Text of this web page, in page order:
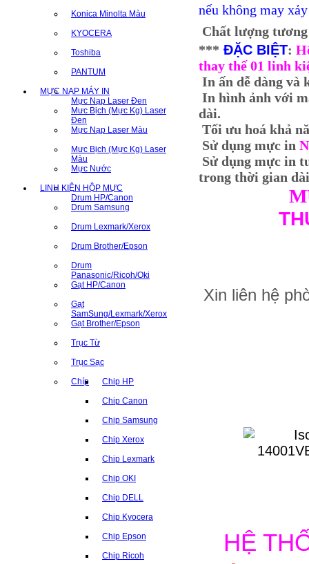
Konica Minolta Màu
KYOCERA
Toshiba
PANTUM
MỰC NẠP MÁY IN
Mực Nạp Laser Đen
Mưc Bịch (Mực Kg) Laser
Đen
Mực Nạp Laser Màu
Mưc Bịch (Mực Kg) Laser
Màu
Mực Nước
LINH KIỆN HỘP MỰC
Drum HP/Canon
Drum Samsung
Drum Lexmark/Xerox
Drum Brother/Epson
Drum
Panasonic/Ricoh/Oki
Gạt HP/Canon
Gạt
SamSung/Lexmark/Xerox
Gạt Brother/Epson
Trục Từ
Trục Sạc
Chíp Chip HP
Chip Canon
Chip Samsung
Chip Xerox
Chip Lexmark
Chip OKI
Chip DELL
Chip Kyocera
Chip Epson
Chip Ricoh
nếu không may
Chất lượng
*** ĐẶC BIỆT:
thay thế 01 linh
In ấn dễ dàng và
In hình ảnh với
dài.
Tối ưu hoá khả
Sử dụng mực in
Sử dụng mực in
trong thời gian
Xin liên hệ
HỆ